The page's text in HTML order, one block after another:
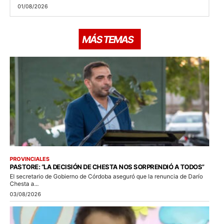
01/08/2026
MÁS TEMAS
PROVINCIALES
PASTORE: “LA DECISIÓN DE CHESTA NOS SORPRENDIÓ A TODOS”
El secretario de Gobierno de Córdoba aseguró que la renuncia de Darío
Chesta a...
03/08/2026